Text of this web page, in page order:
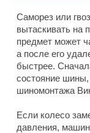
Саморез или
вытаскивать на
предмет может
а после его
быстрее.
состояние
шиномонтажа
Если колесо
давления,